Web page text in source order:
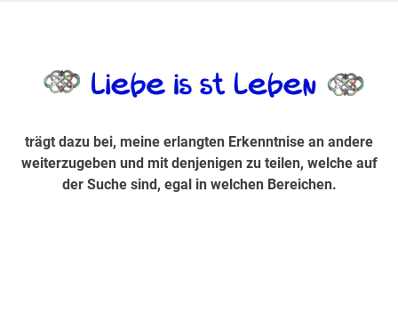
Suche sind, egal in welchen Bereichen.
trägt dazu bei, meine erlangten Erkenntnise an andere
weiterzugeben und mit denjenigen zu teilen, welche auf
der Suche sind, egal in welchen Bereichen.